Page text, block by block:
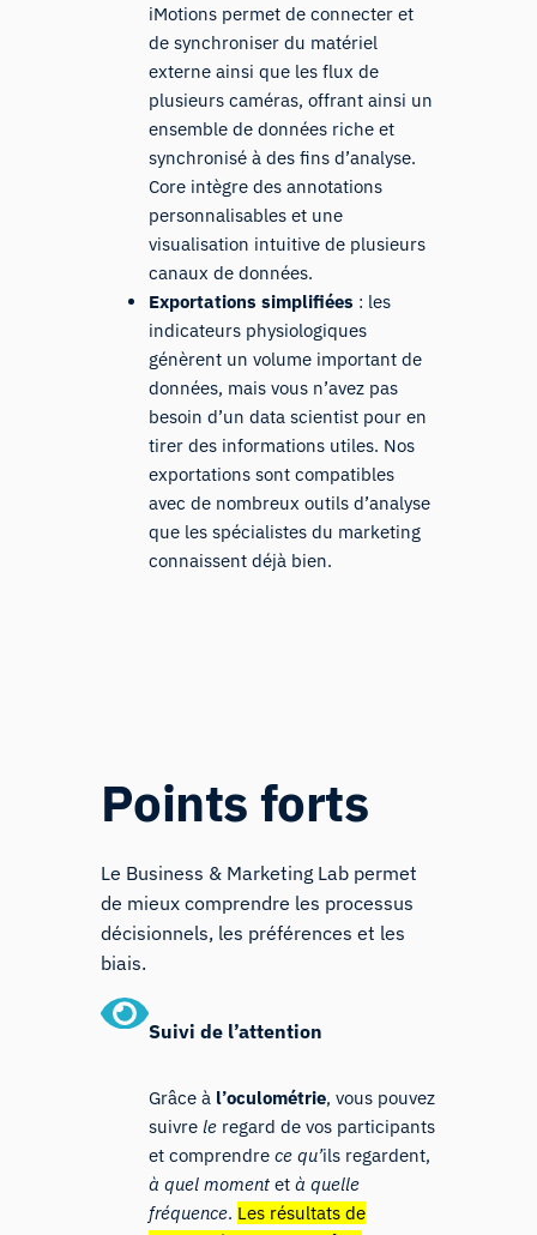
iMotions permet de connecter et
de synchroniser du matériel
externe ainsi que les flux de
plusieurs caméras, offrant ainsi un
ensemble de données riche et
synchronisé à des fins d’analyse.
Core intègre des annotations
personnalisables et une
visualisation intuitive de plusieurs
canaux de données.
Exportations simplifiées : les
indicateurs physiologiques
génèrent un volume important de
données, mais vous n’avez pas
besoin d’un data scientist pour en
tirer des informations utiles. Nos
exportations sont compatibles
avec de nombreux outils d’analyse
que les spécialistes du marketing
connaissent déjà bien.
Points forts
Le Business & Marketing Lab permet
de mieux comprendre les processus
décisionnels, les préférences et les
biais.
Suivide l’attention
Grâce à l’oculométrie, vous pouvez
suivrele regard de vos participants
et comprendrece qu’ils regardent,
à quel moment età quelle
fréquence. Les résultats de